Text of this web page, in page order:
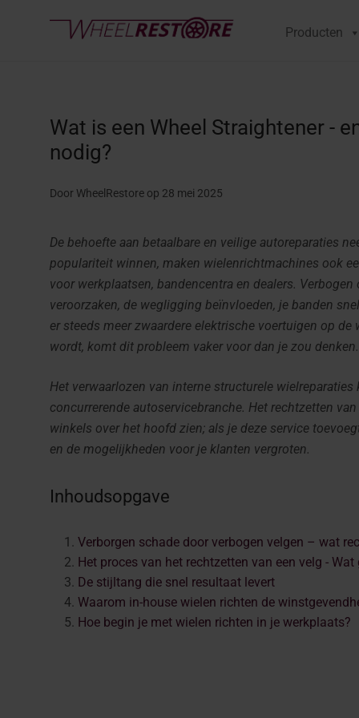
Producten
Wat is een Wheel Straightener -
nodig?
Door WheelRestore op 28 mei 2025
De behoefte aan betaalbare en veilige autoreparaties
populariteit winnen, maken wielenrichtmachines ook
voor werkplaatsen, bandencentra en dealers.
veroorzaken, de wegligging beïnvloeden, je banden
er steeds meer zwaardere elektrische voertuigen op
wordt, komt dit probleem vaker voor dan je zou denken.
Het verwaarlozen van interne structurele
concurrerende autoservicebranche. Het rechtzetten
winkels over het hoofd zien; als je deze service
en de mogelijkheden voor je klanten vergroten.
Inhoudsopgave
Verborgen schade door verbogen velgen – wat
Het proces van het rechtzetten van een velg -
De stijltang die snel resultaat levert
Waarom in-house wielen richten de
Hoe begin je met wielen richten in je werkplaats?